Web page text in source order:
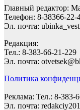
Главный редактор:
Телефон: 8-38366-22-
Эл. почта:
Редакция:
Тел.: 8-383-66-21-229
Эл. почта:
Политика
Реклама: Тел.: 8-383-
Эл. почта: